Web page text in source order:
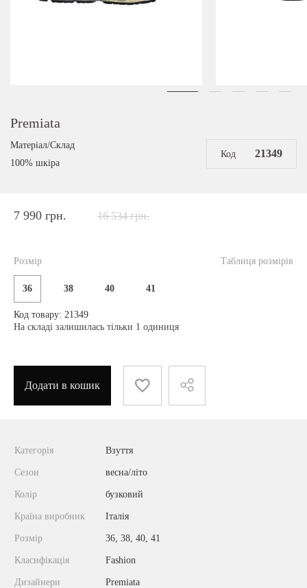
Premiata
Матеріал/Склад
100% шкіра
Код 21349
7 990 грн. 16 534 грн.
Таблиця розмірів
Розмір
36 38 40 41
Код товару: 21349
На складі залишилась тільки 1 одиниця
Додати в кошик
Категорія Взуття
Сезон весна/літо
Колір бузковий
Країна виробник Італія
Розмір 36, 38, 40, 41
Класифікація Fashion
Дизайнери Premiata